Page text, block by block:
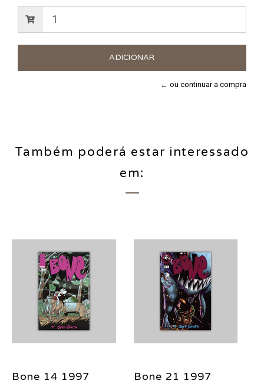
← ou continuar a compra
Também poderá estar interessado
em:
Bone 14 1997
Bone 21 1997